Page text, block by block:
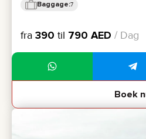
Baggage:7
fra 390 til 790 AED / Dag
Boek